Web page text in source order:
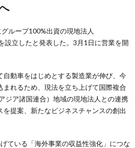
ループ100%出資の現地法人
設立したと発表した。3月1日に営業を開
自動車をはじめとする製造業が伸び、今
まれるため、現法を立ち上げて国際複合
ジア諸国連合）地域の現地法人との連携
を提案、新たなビジネスチャンスの創出
ている「海外事業の収益性強化」につな